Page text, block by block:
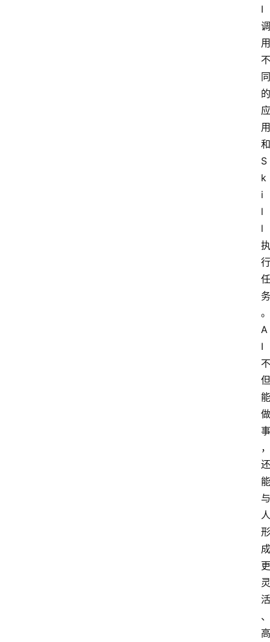
I
调
用
不
同
的
应
用
和
S
k
i
l
l
执
行
任
务
。
A
I
不
但
能
做
事
，
还
能
与
人
形
成
更
灵
活
、
高